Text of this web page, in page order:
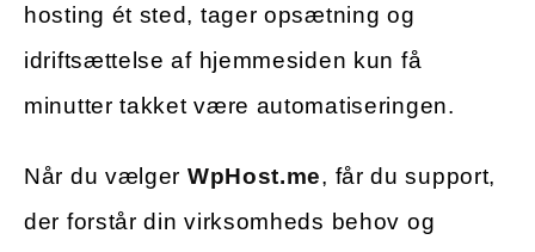
hosting ét sted, tager opsætning og
idriftsættelse af hjemmesiden kun få
minutter takket være automatiseringen.
Når du vælger WpHost.me, får du support,
der forstår din virksomheds behov og